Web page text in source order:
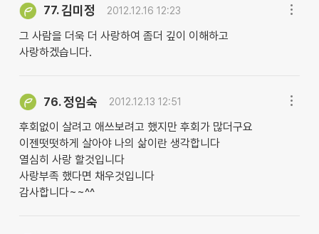
77.김미정 2012.12.16 12:23
그 사람을 더욱 더 사랑하여 좀더 깊이 이해하고
사랑하겠습니다.
76.정임숙 2012.12.13 12:51
후회없이 살려고 애쓰보려고 했지만 후회가 많더구요
이젠떳떳하게 살아야 나의 삶이란 생각합니다
열심히 사랑 할것입니다
사랑부족 했다면 채우것입니다
감사합니다~~^^